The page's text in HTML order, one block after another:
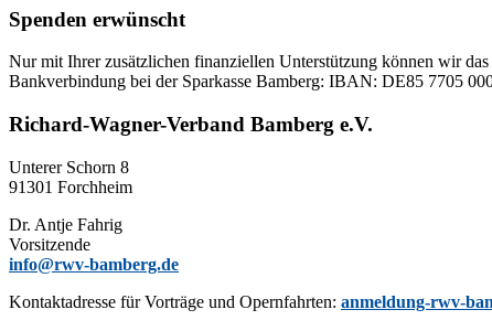
Spenden erwünscht
Nur mit Ih­rer zu­sätz­li­chen fi­nan­zi­el­len Un­ter­stüt­zung kön­nen wir
Bank­ver­bin­dung bei der Spar­kas­se Bam­berg: IBAN: DE85 7705
Richard-Wagner-Verband Bamberg e.V.
Un­te­rer Schorn 8
91301 Forchheim
Dr. Ant­je Fahrig
Vorsitzende
info@rwv-bamberg.de
Kon­takt­adres­se für Vor­trä­ge und Opern­fahr­ten: anmeldung-rwv-